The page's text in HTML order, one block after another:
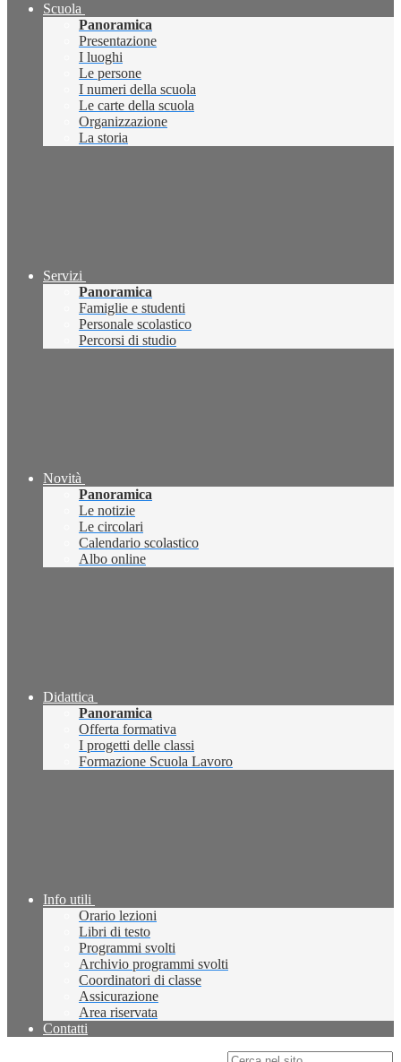
Scuola
Panoramica
Presentazione
I luoghi
Le persone
I numeri della scuola
Le carte della scuola
Organizzazione
La storia
Servizi
Panoramica
Famiglie e studenti
Personale scolastico
Percorsi di studio
Novità
Panoramica
Le notizie
Le circolari
Calendario scolastico
Albo online
Didattica
Panoramica
Offerta formativa
I progetti delle classi
Formazione Scuola Lavoro
Info utili
Orario lezioni
Libri di testo
Programmi svolti
Archivio programmi svolti
Coordinatori di classe
Assicurazione
Area riservata
Contatti